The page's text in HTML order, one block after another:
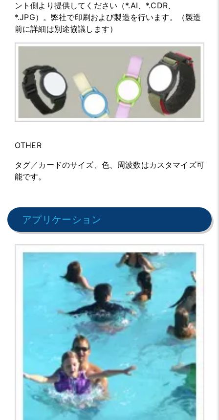
ント側より提供してください（*.AI、*.CDR、
*.JPG）。弊社で印刷および製造を行います。（製造
前に詳細は別途協議します）
OTHER
タグ／カードのサイズ、色、周波数はカスタマイズ可
能です。
アプリケーション